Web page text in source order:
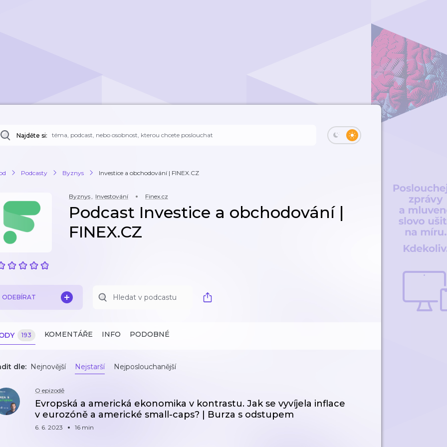
Najděte si:
Podcasty Byznys Investice a obchodování | FINEX.CZ
Byznys, Investování Finex.cz
Podcast Investice a obchodování |
FINEX.CZ
ODEBÍRAT
193 KOMENTÁŘE INFO PODOBNÉ
dle: Nejnovější Nejstarší Nejposlouchanější
O epizodě
Evropská a americká ekonomika v kontrastu. Jak se vyvíjela inflace
v eurozóně a americké small-caps? | Burza s odstupem
6. 6. 2023 16 min